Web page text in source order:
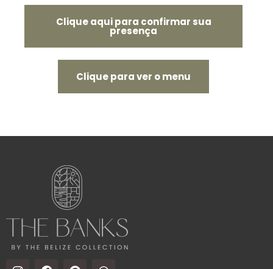
Clique aqui para confirmar sua
presença
Clique para ver o menu